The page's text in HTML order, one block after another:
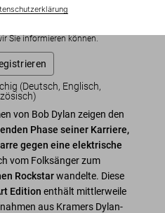
Gelegentlich werden jedoch
Sie informieren können.
(Deutsch, Englisch,
von Bob Dylan zeigen den
Phase seiner Karriere,
gegen eine elektrische
vom Folksänger zum
Rockstarwandelte. Diese
Edition enthält mittlerweile
aus Kramers Dylan-